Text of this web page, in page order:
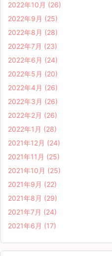
2022年10月 (26)
2022年9月 (25)
2022年8月 (28)
2022年7月 (23)
2022年6月 (24)
2022年5月 (20)
2022年4月 (26)
2022年3月 (26)
2022年2月 (26)
2022年1月 (28)
2021年12月 (24)
2021年11月 (25)
2021年10月 (25)
2021年9月 (22)
2021年8月 (29)
2021年7月 (24)
2021年6月 (17)